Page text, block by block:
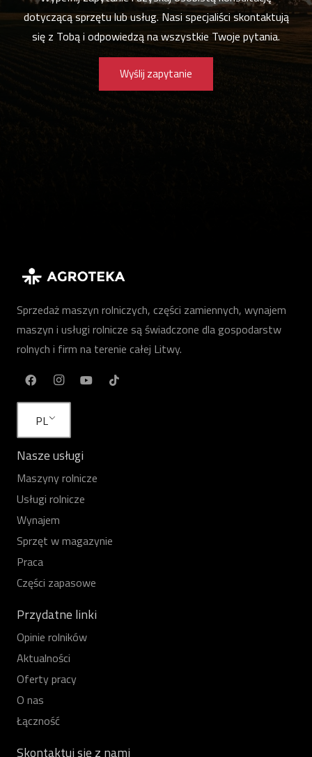
dotyczącą sprzętu lub usług. Nasi specjaliści skontaktują
się z Tobą i odpowiedzą na wszystkie Twoje pytania.
Wyślij zapytanie
Sprzedaż maszyn rolniczych, części zamiennych, wynajem
maszyn i usługi rolnicze są świadczone dla gospodarstw
rolnych i firm na terenie całej Litwy.
PL
Nasze usługi
Maszyny rolnicze
Usługi rolnicze
Wynajem
Sprzęt w magazynie
Praca
Części zapasowe
Przydatne linki
Opinie rolników
Aktualności
Oferty pracy
O nas
Łączność
Skontaktuj się z nami